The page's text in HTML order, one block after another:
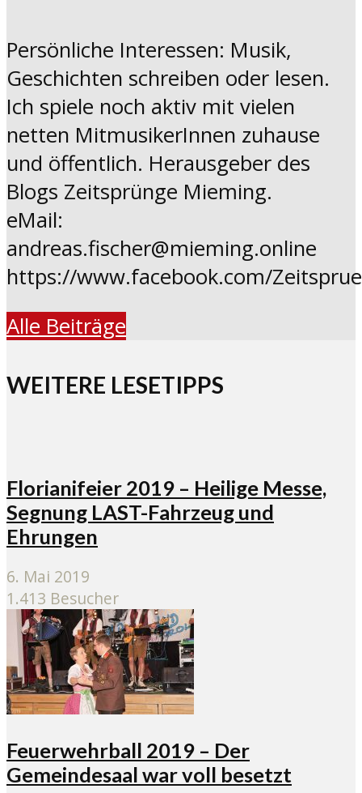
Persönliche Interessen: Musik,
Geschichten schreiben oder lesen.
Ich spiele noch aktiv mit vielen
netten MitmusikerInnen zuhause
und öffentlich. Herausgeber des
Blogs Zeitsprünge Mieming.
eMail:
andreas.fischer@mieming.online
https://www.facebook.com/
Alle Beiträge
WEITERE LESETIPPS
Florianifeier 2019 – Heilige Messe,
Segnung LAST-Fahrzeug und
Ehrungen
6. Mai 2019
1.413 Besucher
Feuerwehrball 2019 – Der
Gemeindesaal war voll besetzt